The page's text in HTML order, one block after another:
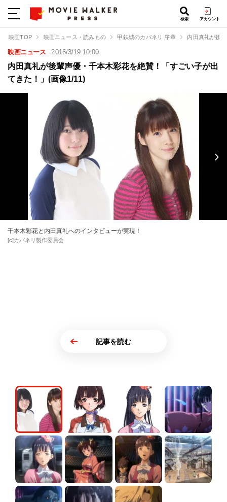
検索 アカウント
映画TOP 映画ニュース・読みもの 甲鉄城のカバネリ 序章 内田真礼が後
映画ニュース 2016/3/19 10:00
内田真礼が後輩声優・千本木彩花を絶賛！「すごい子が出
てきた！」(画像1/11)
千本木彩花と内田真礼へのインタビューが実現！
[c]カバネリ製作委員会
記事を読む